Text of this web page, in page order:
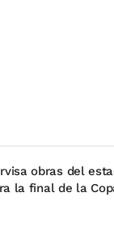
obras del
la final de la